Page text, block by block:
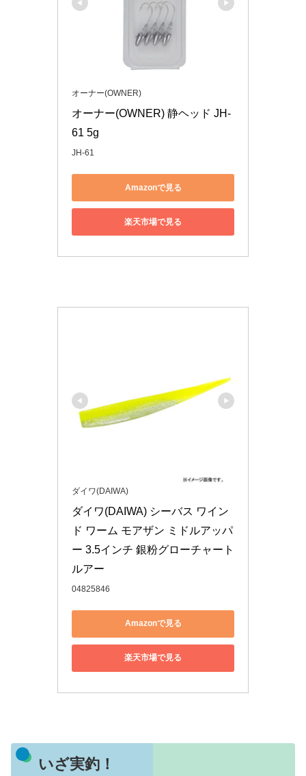
オーナー(OWNER)
オーナー(OWNER) 静ヘッド JH-
61 5g
JH-61
Amazonで見る
楽天市場で見る
ダイワ(DAIWA)
ダイワ(DAIWA) シーバス ワイン
ド ワーム モアザン ミドルアッパ
ー 3.5インチ 銀粉グローチャート
ルアー
04825846
Amazonで見る
楽天市場で見る
いざ実釣！